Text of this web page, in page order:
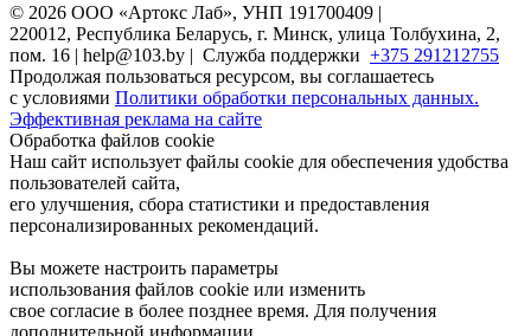
© 2026 ООО «Артокс Лаб», УНП 191700409 |
220012, Республика Беларусь, г. Минск, улица Толбухина, 2,
пом. 16 | help@103.by | Служба поддержки +375 291212755
Продолжая пользоваться ресурсом, вы соглашаетесь
с условиями Политики обработки персональных данных.
Эффективная реклама на сайте
Обработка файлов cookie
Наш сайт использует файлы cookie для обеспечения удобства
пользователей сайта,
его улучшения, сбора статистики и предоставления
персонализированных рекомендаций.
Вы можете настроить параметры
использования файлов cookie или изменить
свое согласие в более позднее время. Для получения
дополнительной информации